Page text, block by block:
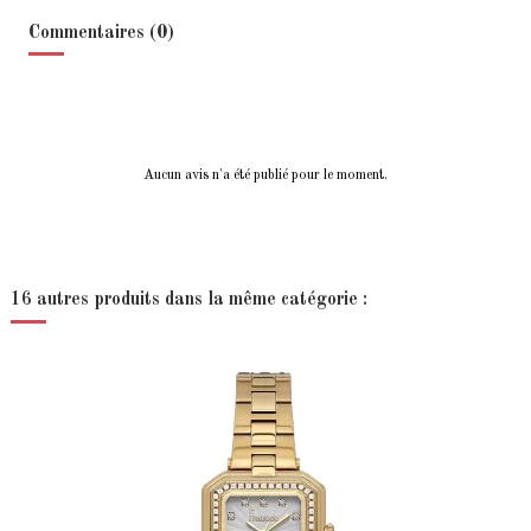
Commentaires (0)
Aucun avis n'a été publié pour le moment.
16 autres produits dans la même catégorie :